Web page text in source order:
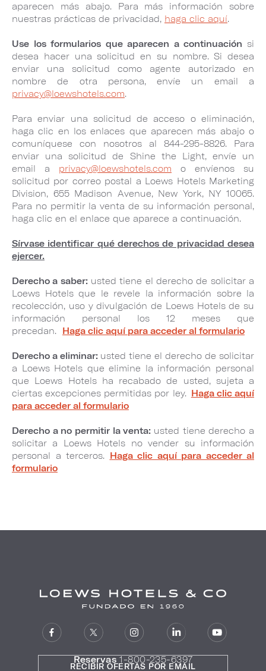
aparecen más abajo. Para más información sobre
nuestras prácticas de privacidad, haga clic aquí.
Use los formularios que aparecen a continuación si
desea hacer una solicitud en su nombre. Si desea
enviar una solicitud como agente autorizado en
nombre de otra persona, envíe un email a
privacy@loewshotels.com.
Para enviar una solicitud de acceso o eliminación,
haga clic en los enlaces que aparecen más abajo o
comuníquese con nosotros al 844-295-8826. Para
enviar una solicitud de Shine the Light, envíe un
email a privacy@loewshotels.com o envíenos su
solicitud por correo postal a Loews Hotels Marketing
Division, 655 Madison Avenue, New York, NY 10065.
Para no permitir la venta de su información personal,
haga clic en el enlace que aparece a continuación.
Sírvase identificar qué derechos de privacidad desea
ejercer.
Derecho a saber:usted tiene el derecho de solicitar a
Loews Hotels que le revele la información sobre la
recolección, uso y divulgación de Loews Hotels de su
información personal los 12 meses que
precedan. Haga clic aquí para acceder al formulario
Derecho a eliminar: usted tiene el derecho de solicitar
a Loews Hotels que elimine la información personal
que Loews Hotels ha recabado de usted, sujeta a
ciertas excepciones permitidas por ley. Haga clic aquí
para acceder al formulario
Derecho a no permitir la venta: usted tiene derecho a
solicitar a Loews Hotels no vender su información
personal a terceros. Haga clic aquí para acceder al
formulario
Reservas 1-800-235-6397
RECIBIR OFERTAS POR EMAIL